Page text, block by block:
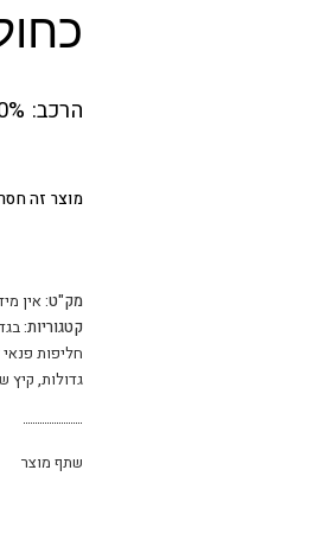
הרכב: 100% כותנה
מוצר זה חסר
מק"ט: אין
קטגוריות:
חליפות
גדולות, קיץ
שתף מוצר